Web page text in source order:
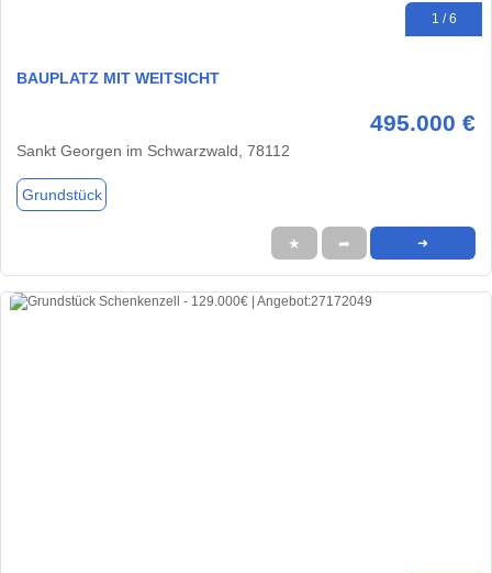
1 / 6
BAUPLATZ MIT WEITSICHT
495.000 €
Sankt Georgen im Schwarzwald, 78112
Grundstück
★ ➦ ➜